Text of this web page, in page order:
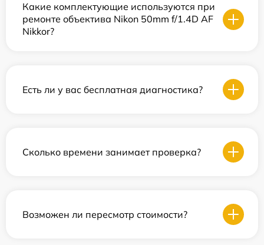
Какие комплектующие используются при
ремонте объектива Nikon 50mm f/1.4D AF
Nikkor?
Есть ли у вас бесплатная диагностика?
Сколько времени занимает проверка?
Возможен ли пересмотр стоимости?